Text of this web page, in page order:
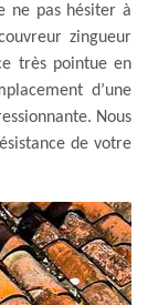
ne pas hésiter à
zingueur
très pointue en
d’une
Nous
de votre